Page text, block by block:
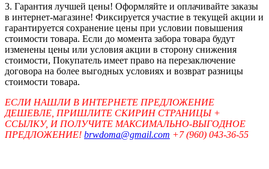
3. Гарантия лучшей цены! Оформляйте и оплачивайте заказы
в интернет-магазине! Фиксируется участие в текущей акции и
гарантируется сохранение цены при условии повышения
стоимости товара. Если до момента забора товара будут
изменены цены или условия акции в сторону снижения
стоимости, Покупатель имеет право на перезаключение
договора на более выгодных условиях и возврат разницы
стоимости товара.
ЕСЛИ НАШЛИ В ИНТЕРНЕТЕ ПРЕДЛОЖЕНИЕ
ДЕШЕВЛЕ, ПРИШЛИТЕ СКИРИН СТРАНИЦЫ +
ССЫЛКУ, И ПОЛУЧИТЕ МАКСИМАЛЬНО-ВЫГОДНОЕ
ПРЕДЛОЖЕНИЕ! brwdoma@gmail.com +7 (960) 043-36-55